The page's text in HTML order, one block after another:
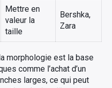
Mettre en
valeur la
taille
Bershka,
Zara
morphologie est la base
comme l’achat d’un
larges, ce qui peut